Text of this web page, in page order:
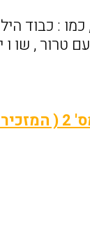
: כבוד
, שו ו
.